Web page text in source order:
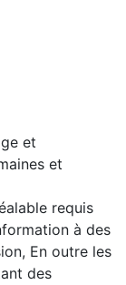
et
et
requis
à des
En outre les
des